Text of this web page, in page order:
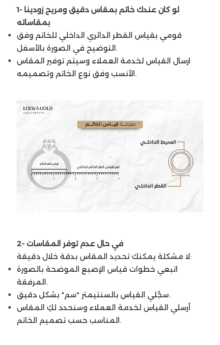
1- لو كان عندك خاتم بمقاس دقيق ومريح زودينا
بمقاساته
قومي بقياس القطر الدائري الداخلي للخاتم وفق
التوضيح في الصورة بالأسفل.
ارسال القياس لخدمة العملاء وسيتم توفير المقاس
الأنسب وفق نوع الخاتم وتصميمه.
2- في حال عدم توفر المقاسات
لا مشكلة يمكنك تحديد المقاس بدقة خلال دقيقة:
اتبعي خطوات قياس الإصبع الموضحة بالصورة
المرفقة.
سجّلي القياس بالسنتيمتر "سم" بشكل دقيق.
أرسلي القياس لخدمة العملاء وسنحدد لكِ المقاس
المناسب حسب تصميم الخاتم.